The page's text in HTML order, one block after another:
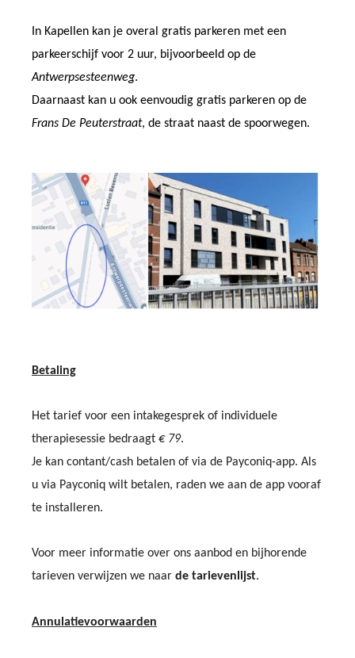
In Kapellen kan je overal gratis parkeren met een
parkeerschijf voor 2 uur, bijvoorbeeld op de
Antwerpsesteenweg.
Daarnaast kan u ook eenvoudig gratis parkeren op de
Frans De Peuterstraat, de straat naast de spoorwegen.
Betaling
Het tarief voor een intakegesprek of individuele
therapiesessie bedraagt € 79.
Je kan contant/cash betalen of via de Payconiq-app. Als
u via Payconiq wilt betalen, raden we aan de app vooraf
te installeren.
Voor meer informatie over ons aanbod en bijhorende
tarieven verwijzen we naar de tarievenlijst.
Annulatievoorwaarden